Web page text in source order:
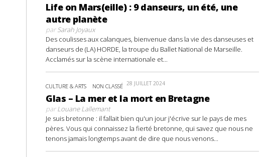
Life on Mars(eille) : 9 danseurs, un été, une
autre planète
parSarah Joyaux
Des coulisses aux calanques, bienvenue dans la vie des danseuses et
danseurs de (LA) HORDE, la troupe du Ballet National de Marseille.
Acclamés sur la scène internationale et...
CULTURE & ARTS NON CLASSÉ 28 JUILLET 2024
Glas – La mer et la mort en Bretagne
parLouane Lallemant
Je suis bretonne : il fallait bien qu'un jour j'écrive sur le pays de mes
pères. Vous qui connaissez la fierté bretonne, qui savez que nous ne
tenons jamais longtemps avant de dire que nous venons...